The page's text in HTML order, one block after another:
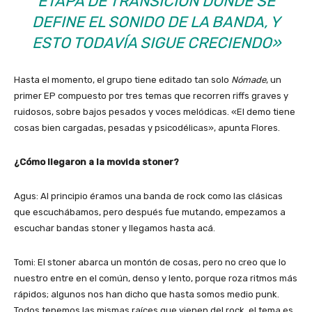
DEFINE EL SONIDO DE LA BANDA, Y
ESTO TODAVÍA SIGUE CRECIENDO»
Hasta el momento, el grupo tiene editado tan solo Nómade, un
primer EP compuesto por tres temas que recorren riffs graves y
ruidosos, sobre bajos pesados y voces melódicas. «El demo tiene
cosas bien cargadas, pesadas y psicodélicas», apunta Flores.
¿Cómo llegaron a la movida stoner?
Agus: Al principio éramos una banda de rock como las clásicas
que escuchábamos, pero después fue mutando, empezamos a
escuchar bandas stoner y llegamos hasta acá.
Tomi: El stoner abarca un montón de cosas, pero no creo que lo
nuestro entre en el común, denso y lento, porque roza ritmos más
rápidos; algunos nos han dicho que hasta somos medio punk.